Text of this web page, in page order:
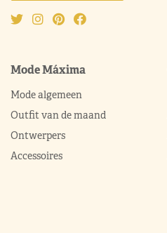
Mode Máxima
Mode algemeen
Outfit van de maand
Ontwerpers
Accessoires